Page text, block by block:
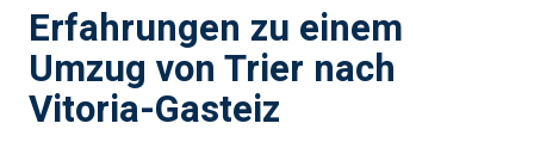
Erfahrungen zu einem
Umzug von Trier nach
Vitoria-Gasteiz